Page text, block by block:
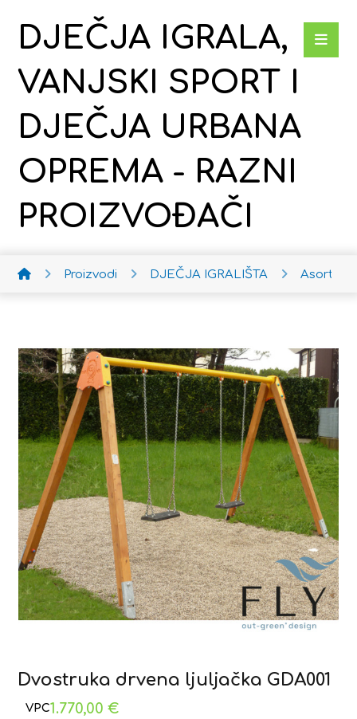
DJEČJA IGRALA,
VANJSKI SPORT I
DJEČJA URBANA
OPREMA - RAZNI
PROIZVOĐAČI
Proizvodi DJEČJA IGRALIŠTA
Dvostruka drvena ljuljačka GDA001
1.770,00€